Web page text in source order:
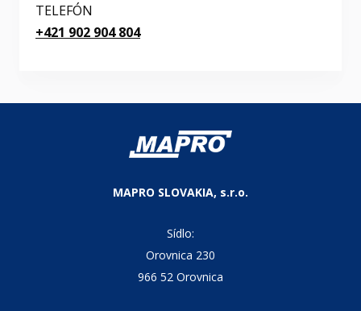
TELEFÓN
+421 902 904 804
MAPRO SLOVAKIA, s.r.o.
Sídlo:
Orovnica 230
966 52 Orovnica